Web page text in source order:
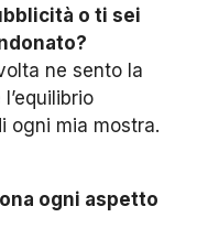
o ti sei
ne sento la
ogni mia mostra.
ogni aspetto